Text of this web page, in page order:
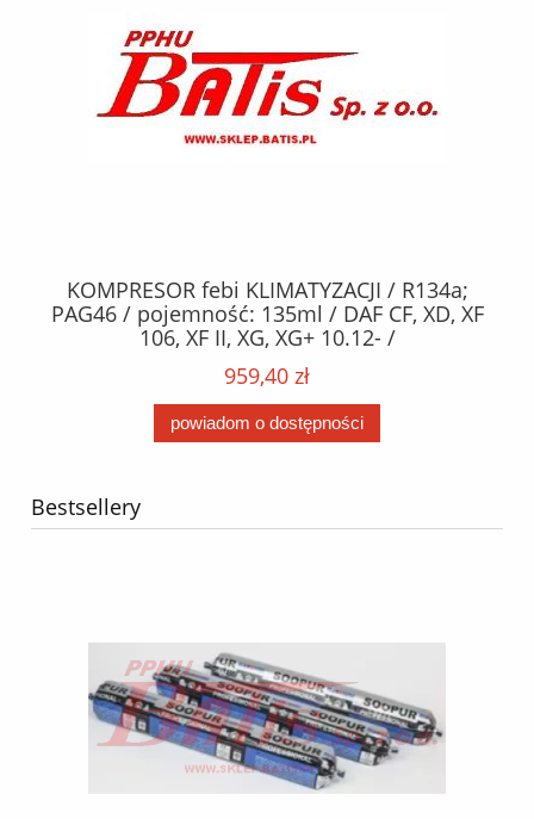
KOMPRESOR febi KLIMATYZACJI / R134a;
PAG46 / pojemność: 135ml / DAF CF, XD, XF
106, XF II, XG, XG+ 10.12- /
959,40 zł
powiadom o dostępności
Bestsellery